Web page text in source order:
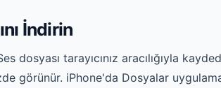
İndirin
dosyası tarayıcınız aracılığıyla
görünür. iPhone'da Dosyalar